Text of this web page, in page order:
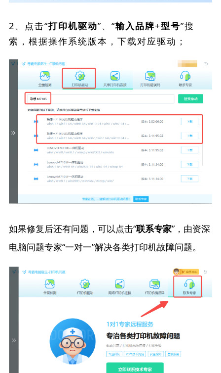
2、点击“打印机驱动”、“输入品牌+型号”搜
索，根据操作系统版本，下载对应驱动；
如果修复后还有问题，可以点击“联系专家”，由资深
电脑问题专家“一对一”解决各类打印机故障问题。